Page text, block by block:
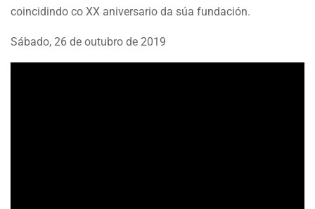
coincidindo co XX aniversario da súa fundación.
Sábado, 26 de outubro de 2019